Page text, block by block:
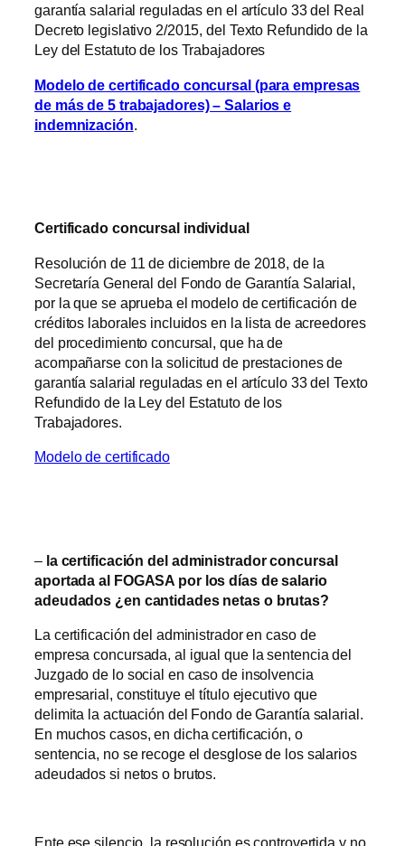
garantía salarial reguladas en el artículo 33 del Real
Decreto legislativo 2/2015, del Texto Refundido de la
Ley del Estatuto de los Trabajadores
Modelo de certificado concursal (para empresas
de más de 5 trabajadores) – Salarios e
indemnización
Certificado concursal individual
Resolución de 11 de diciembre de 2018, de la
Secretaría General del Fondo de Garantía Salarial,
por la que se aprueba el modelo de certificación de
créditos laborales incluidos en la lista de acreedores
del procedimiento concursal, que ha de
acompañarse con la solicitud de prestaciones de
garantía salarial reguladas en el artículo 33 del Texto
Refundido de la Ley del Estatuto de los
Trabajadores.
Modelo de certificado
– la certificación del administrador concursal
aportada al FOGASA por los días de salario
adeudados ¿en cantidades netas o brutas?
La certificación del administrador en caso de
empresa concursada, al igual que la sentencia del
Juzgado de lo social en caso de insolvencia
empresarial, constituye el título ejecutivo que
delimita la actuación del Fondo de Garantía salarial.
En muchos casos, en dicha certificación, o
sentencia, no se recoge el desglose de los salarios
adeudados si netos o brutos.
Ente ese silencio, la resolución es controvertida y no